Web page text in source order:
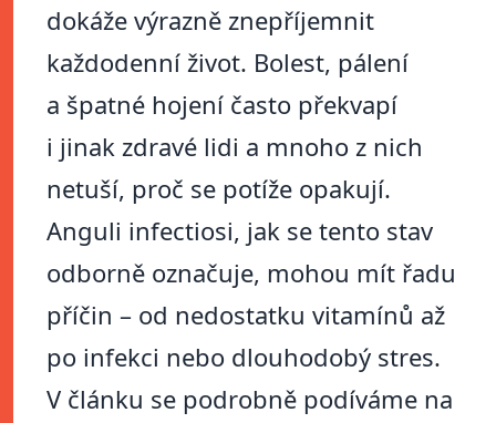
dokáže výrazně znepříjemnit
každodenní život. Bolest, pálení
a špatné hojení často překvapí
i jinak zdravé lidi a mnoho z nich
netuší, proč se potíže opakují.
Anguli infectiosi, jak se tento stav
odborně označuje, mohou mít řadu
příčin – od nedostatku vitamínů až
po infekci nebo dlouhodobý stres.
V článku se podrobně podíváme na